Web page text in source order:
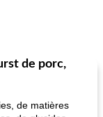
de porc,
de matières